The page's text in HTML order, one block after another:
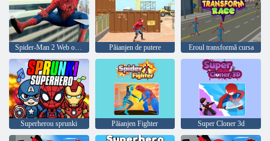
Spider-Man 2 Web of Words Păianjen de putere Eroul transformă cursa
Superherou sprunki Păianjen Fighter Super Cloner 3d